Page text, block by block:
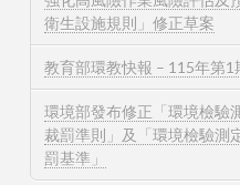
衛生設施規則」修正草案
教育部環教快報 – 115年第1
環境部發布修正「環境檢驗
裁罰準則」及「環境檢驗測
罰基準」